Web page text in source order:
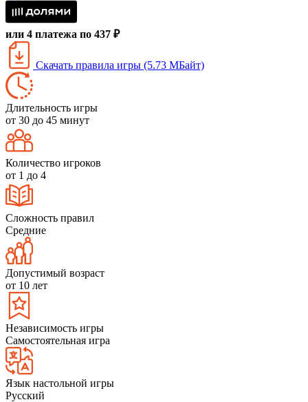
или 4 платежа по 437 ₽
Скачать правила игры (5.73 МБайт)
Длительность игры
от 30 до 45 минут
Количество игроков
от 1 до 4
Сложность правил
Средние
Допустимый возраст
от 10 лет
Независимость игры
Самостоятельная игра
Язык настольной игры
Русский